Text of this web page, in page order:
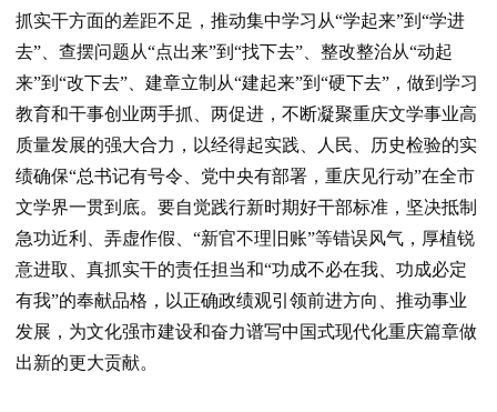
抓实干方面的差距不足，推动集中学习从“学起来”到“学进
去”、查摆问题从“点出来”到“找下去”、整改整治从“动起
来”到“改下去”、建章立制从“建起来”到“硬下去”，做到学习
教育和干事创业两手抓、两促进，不断凝聚重庆文学事业高
质量发展的强大合力，以经得起实践、人民、历史检验的实
绩确保“总书记有号令、党中央有部署，重庆见行动”在全市
文学界一贯到底。要自觉践行新时期好干部标准，坚决抵制
急功近利、弄虚作假、“新官不理旧账”等错误风气，厚植锐
意进取、真抓实干的责任担当和“功成不必在我、功成必定
有我”的奉献品格，以正确政绩观引领前进方向、推动事业
发展，为文化强市建设和奋力谱写中国式现代化重庆篇章做
出新的更大贡献。